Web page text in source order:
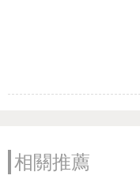
相關推薦